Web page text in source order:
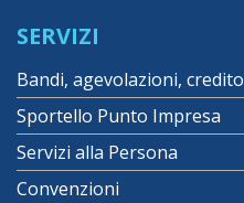
SERVIZI
Bandi, agevolazioni, credito
Sportello Punto Impresa
Servizi alla Persona
Convenzioni